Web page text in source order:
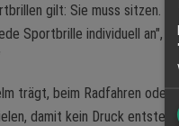
gilt: Sie muss sitzen.
Sportbrille individuell an",
trägt, beim Radfahren oder
damit kein Druck entsteht.